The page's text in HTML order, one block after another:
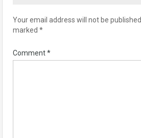
Your email address will not be published.
marked *
Comment*